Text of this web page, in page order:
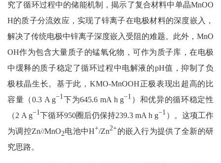
究了循环过程中的储能机制，揭示了复合材料中单晶MnOO
H的质子分流效应，实现了锌离子在电极材料的深度嵌入，
解决了传统电极中锌离子深度嵌入受阻的难题。此外，MnO
OH作为包含大量质子的锰氧化物，可作为质子库，在电极
中缓释的质子稳定了循环过程中电解液的pH值，抑制了负
极枝晶生长。基于此，KMO-MnOOH正极表现出超高的比
容量（0.3 A g−1下为645.6 mA h g−1 ）和优异的循环稳定性
（2 A g−1下循环950圈后仍保持239.3 mA h g−1 ）。这项工作
为调控Zn//MnO2电池中H+/Zn2+的嵌入行为提供了全新的研
究思路。